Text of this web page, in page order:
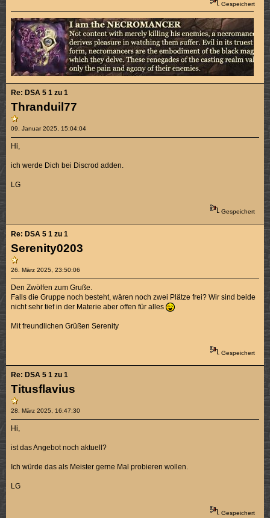
Gespeichert
Thranduil77
09. Januar 2025, 15:04:04
Re: DSA 5 1 zu 1
Hi,
ich werde Dich bei Discrod adden.
LG
Gespeichert
Serenity0203
26. März 2025, 23:50:06
Re: DSA 5 1 zu 1
Den Zwölfen zum Gruße.
Falls die Gruppe noch besteht, wären noch zwei Plätze frei? Wir sind beide
nicht sehr tief in der Materie aber offen für alles
Mit freundlichen Grüßen Serenity
Gespeichert
Titusflavius
28. März 2025, 16:47:30
Re: DSA 5 1 zu 1
Hi,
ist das Angebot noch aktuell?
Ich würde das als Meister gerne Mal probieren wollen.
LG
Gespeichert